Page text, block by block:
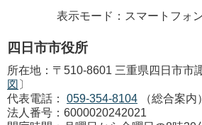
表示モード：スマートフォン
四日市市役所
所在地：〒510-8601 三重県四日市市
図 〕
代表電話：
059-354-8104
（総合案内）
法人番号：6000020242021